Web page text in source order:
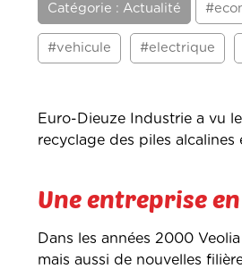
Catégorie : Actualité
#vehicule #electrique
Euro-Dieuze Industrie a vu
recyclage des piles alcalines
Une entreprise
Dans les années 2000
mais aussi de nouvelles